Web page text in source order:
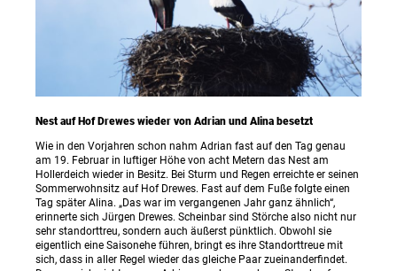
Nest auf Hof Drewes wieder von Adrian und Alina besetzt
Wie in den Vorjahren schon nahm Adrian fast auf den Tag genau
am 19. Februar in luftiger Höhe von acht Metern das Nest am
Hollerdeich wieder in Besitz. Bei Sturm und Regen erreichte er seinen
Sommerwohnsitz auf Hof Drewes. Fast auf dem Fuße folgte einen
Tag später Alina. „Das war im vergangenen Jahr ganz ähnlich“,
erinnerte sich Jürgen Drewes. Scheinbar sind Störche also nicht nur
sehr standorttreu, sondern auch äußerst pünktlich. Obwohl sie
eigentlich eine Saisonehe führen, bringt es ihre Standorttreue mit
sich, dass in aller Regel wieder das gleiche Paar zueinanderfindet.